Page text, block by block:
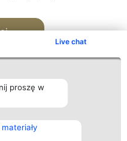
Live chat
proszę w
Kontakt
Kontakt